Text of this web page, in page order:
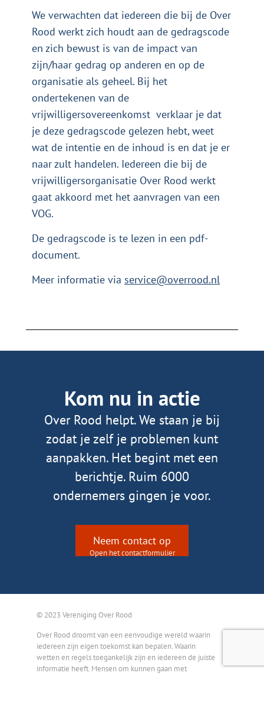
We verwachten dat iedereen die bij de Over
Rood werkt zich houdt aan de gedragscode
en zich bewust is van de impact van
zijn/haar gedrag op anderen en op de
organisatie als geheel. Bij het
ondertekenen van de
vrijwilligersovereenkomst verklaar je dat
je deze gedragscode gelezen hebt, weet
wat de intentie en de inhoud is en dat je er
naar zult handelen. Iedereen die bij de
vrijwilligersorganisatie Over Rood werkt
gaat akkoord met het aanvragen van een
VOG.
De gedragscode is te lezen in een pdf-
document.
Meer informatie via service@overrood.nl
Kom nu in actie
Over Rood helpt. We staan je bij
zodat je zelf je problemen kunt
aanpakken. Het begint met een
berichtje. Ruim 6000
ondernemers gingen je voor.
Neem contact op
Open het contactformulier
© 2023 Vereniging Over Rood
Over Rood droomt van een eenvoudige wereld waarin
iedereen zijn eigen toekomst kan bepalen. Waarin
wetten en regels toegankelijk zijn en iedereen de juiste
informatie heeft. Mensen om kunnen gaan met